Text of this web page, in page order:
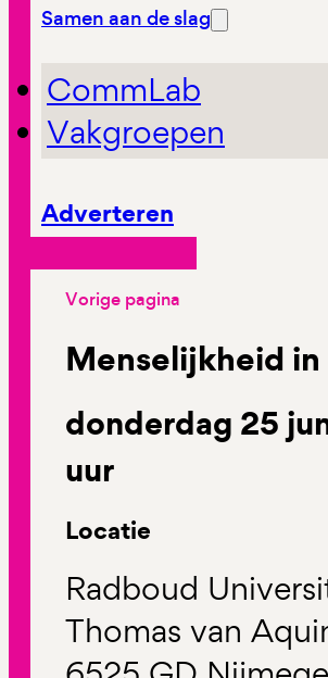
Samen aan de slag
CommLab
Vakgroepen
Adverteren
Vorige pagina
Menselijkheid
donderdag 25
uur
Locatie
Radboud
Thomas van